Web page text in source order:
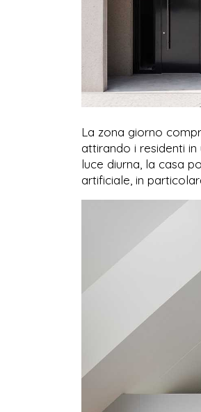
La zona giorno
attirando i residenti
luce diurna, la casa
artificiale, in